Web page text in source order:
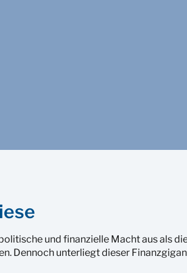
und finanzielle Macht aus als
Dennoch unterliegt dieser